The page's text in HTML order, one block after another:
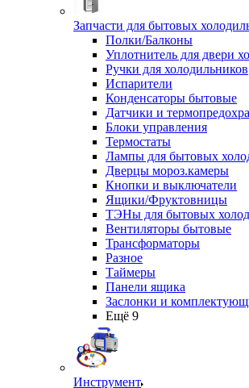
Запчасти для бытовых
Полки/Балконы
Уплотнитель для двери
Ручки для холодильников
Испарители
Конденсаторы бытовые
Датчики и
Блоки управления
Термостаты
Лампы для бытовых
Дверцы мороз.камеры
Кнопки и выключатели
Ящики/Фруктовницы
ТЭНы для бытовых
Вентиляторы бытовые
Трансформаторы
Разное
Таймеры
Панели ящика
Заслонки и
Ещё 9
Инструмент